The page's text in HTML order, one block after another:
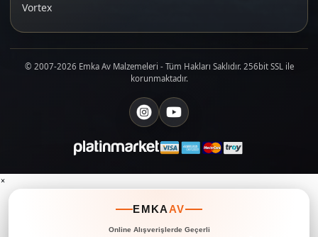
Vortex
© 2007-2026 Emka Av Malzemeleri - Tüm Hakları Saklıdır. 256bit SSL ile
korunmaktadır.
×
EMKAAV
Online Alışverişlerde Geçerli